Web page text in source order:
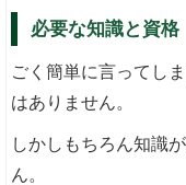
必要な知識と資格
ごく簡単に言ってし
はありません。
しかしもちろん知識
ん。